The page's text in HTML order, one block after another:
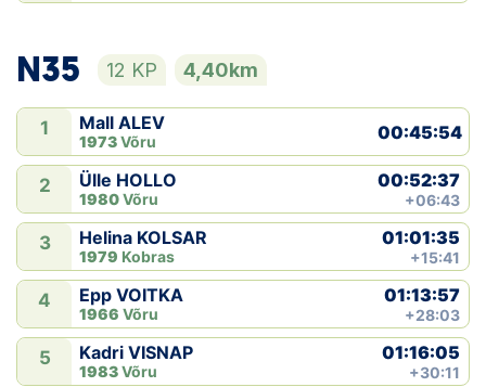
N35 12 KP 4,40km
1 Mall ALEV
1973Võru 00:45:54
2 Ülle HOLLO
1980Võru
00:52:37
+06:43
3 Helina KOLSAR
1979 Kobras
01:01:35
+15:41
4 Epp VOITKA
1966 Võru
01:13:57
+28:03
5 Kadri VISNAP
1983Võru
01:16:05
+30:11